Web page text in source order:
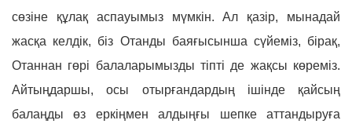
сөзіне құлақ аспауымыз мүмкін. Ал қазір, мынадай
жасқа келдік, біз Отанды баяғысынша сүйеміз, бірақ,
Отаннан гөрі балаларымызды тіпті де жақсы көреміз.
Айтыңдаршы, осы отырғандардың ішінде қайсың
балаңды өз еркіңмен алдыңғы шепке аттандыруға